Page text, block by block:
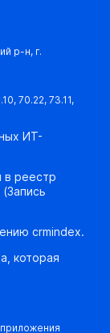
р-н, г.
70.22, 73.11,
ИТ-
в реестр
crmindex.
которая